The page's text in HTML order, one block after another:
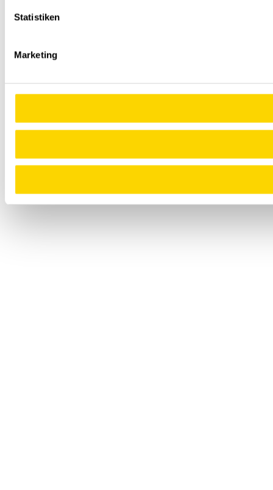
Statistiken
Marketing